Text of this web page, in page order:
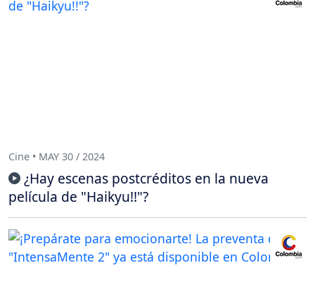
Cine • MAY 30 / 2024
¿Hay escenas postcréditos en la nueva
película de "Haikyu!!"?